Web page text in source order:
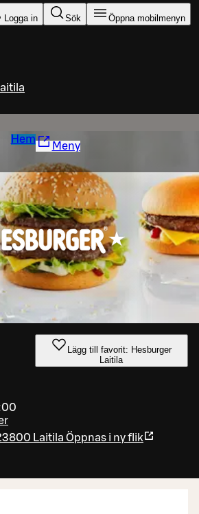
Logga in Sök Öppna mobilmenyn
Hem
Meny
Lägg till favorit: Hesburger
Laitila
Laitila Öppnas i ny flik